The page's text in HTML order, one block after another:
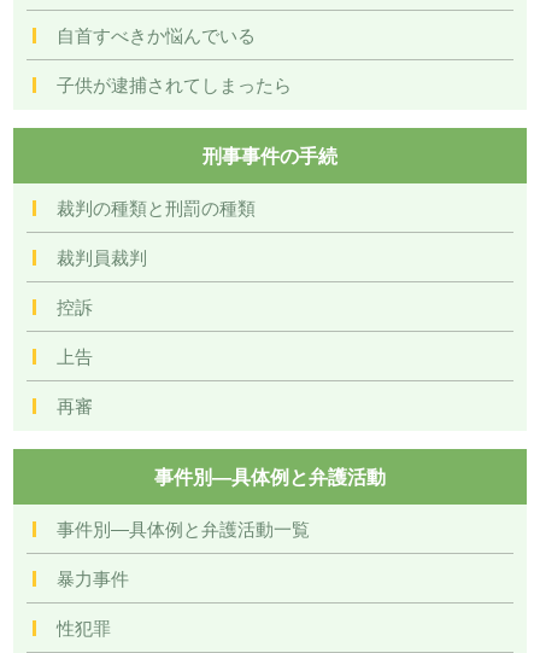
自首すべきか悩んでいる
子供が逮捕されてしまったら
刑事事件の手続
裁判の種類と刑罰の種類
裁判員裁判
控訴
上告
再審
事件別―具体例と弁護活動
事件別―具体例と弁護活動一覧
暴力事件
性犯罪